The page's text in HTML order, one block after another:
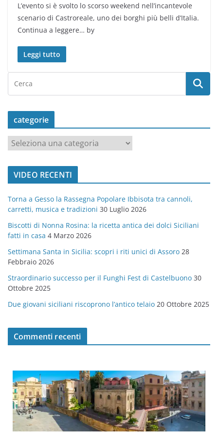
L’evento si è svolto lo scorso weekend nell’incantevole
scenario di Castroreale, uno dei borghi più belli d’Italia.
Continua a leggere… by
Leggi tutto
categorie
a
t
o
r
i
e
VIDEO RECENTI
Torna a Gesso la Rassegna Popolare Ibbisota tra cannoli,
carretti, musica e tradizioni 30 Luglio 2026
Biscotti di Nonna Rosina: la ricetta antica dei dolci Siciliani
fatti in casa 4 Marzo 2026
Settimana Santa in Sicilia: scopri i riti unici di Assoro 28
Febbraio 2026
Straordinario successo per il Funghi Fest di Castelbuono 30
Ottobre 2025
Due giovani siciliani riscoprono l’antico telaio 20 Ottobre 2025
Commenti recenti